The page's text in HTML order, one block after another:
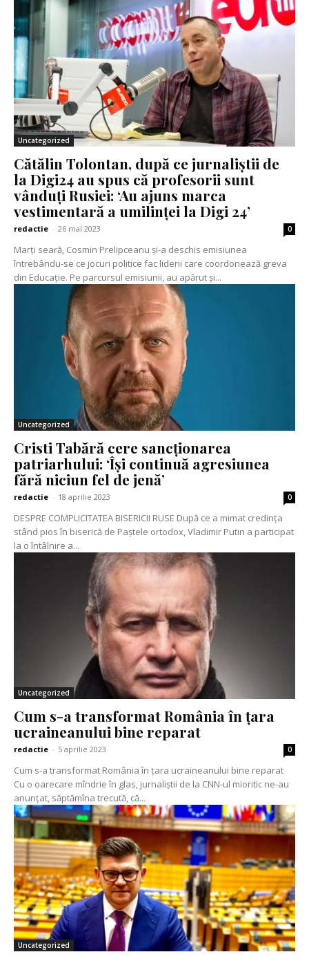
Uncategorized
Cătălin Tolontan, după ce jurnaliștii de
la Digi24 au spus că profesorii sunt
vânduți Rusiei: ‘Au ajuns marca
vestimentară a umilinței la Digi 24’
redactie - 26 mai 2023 0
Marți seară, Cosmin Prelipceanu și-a deschis emisiunea
întrebându-se ce jocuri politice fac liderii care coordonează greva
din Educație. Pe parcursul emisiunii, au apărut și...
Uncategorized
Cristi Tabără cere sancționarea
patriarhului: ‘Își continuă agresiunea
fără niciun fel de jenă’
redactie - 18 aprilie 2023 0
DESPRE COMPLICITATEA BISERICII RUSE După ce a mimat credința
stând pios în biserică de Paștele ortodox, Vladimir Putin a participat
la o întâlnire a...
Uncategorized
Cum s-a transformat România în țara
ucraineanului bine reparat
redactie - 5 aprilie 2023 0
Cum s-a transformat România în țara ucraineanului bine reparat
Cu o oarecare mîndrie în glas, jurnaliștii de la CNN-ul mioritic ne-au
anunțat, săptămîna trecută, că...
Uncategorized